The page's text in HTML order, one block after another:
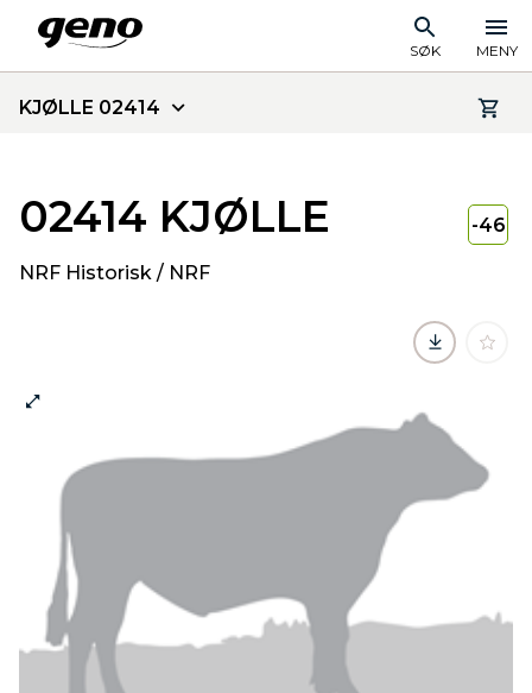
SØK MENY
KJØLLE 02414
02414 KJØLLE
NRF Historisk / NRF
-46